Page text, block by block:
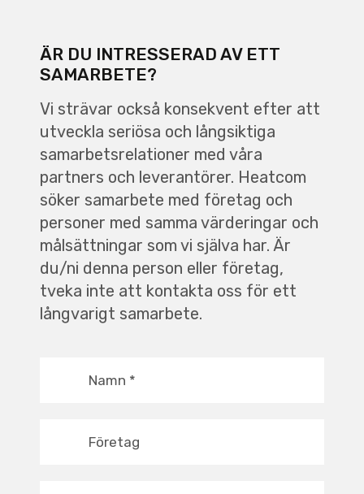
ÄR DU INTRESSERAD AV ETT
SAMARBETE?
Vi strävar också konsekvent efter att
utveckla seriösa och långsiktiga
samarbetsrelationer med våra
partners och leverantörer. Heatcom
söker samarbete med företag och
personer med samma värderingar och
målsättningar som vi själva har. Är
du/ni denna person eller företag,
tveka inte att kontakta oss för ett
långvarigt samarbete.
Namn *
Företag